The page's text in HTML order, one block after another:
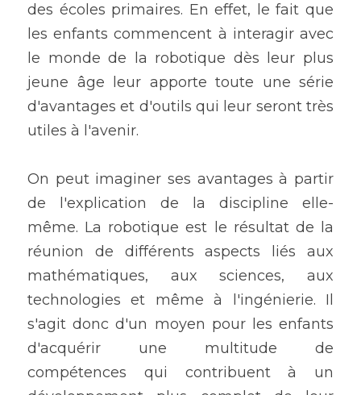
des écoles primaires. En effet, le fait que
les enfants commencent à interagir avec
le monde de la robotique dès leur plus
jeune âge leur apporte toute une série
d'avantages et d'outils qui leur seront très
utiles à l'avenir.
On peut imaginer ses avantages à partir
de l'explication de la discipline elle-
même. La robotique est le résultat de la
réunion de différents aspects liés aux
mathématiques, aux sciences, aux
technologies et même à l'ingénierie. Il
s'agit donc d'un moyen pour les enfants
d'acquérir une multitude de
compétences qui contribuent à un